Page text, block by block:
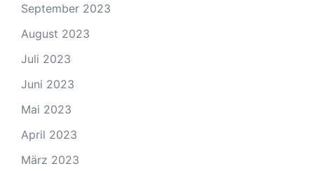
September 2023
August 2023
Juli 2023
Juni 2023
Mai 2023
April 2023
März 2023